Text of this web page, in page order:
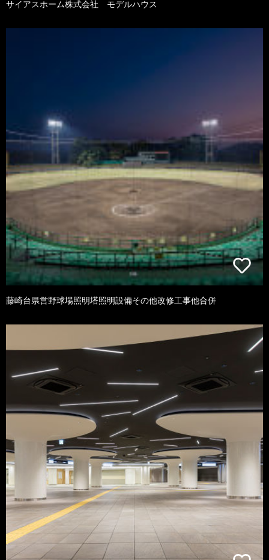
サイアスホーム株式会社 モデルハウス
藤崎台県営野球場照明塔照明設備その他改修工事他合併